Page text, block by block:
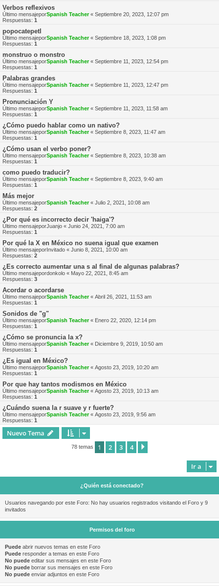
Verbos reflexivos
Último mensajeporSpanish Teacher« Septiembre 20, 2023, 12:07 pm
Respuestas: 1
popocatepetl
Último mensajeporSpanish Teacher« Septiembre 18, 2023, 1:08 pm
Respuestas: 1
monstruo o monstro
Último mensajeporSpanish Teacher« Septiembre 11, 2023, 12:54 pm
Respuestas: 1
Palabras grandes
Último mensajeporSpanish Teacher« Septiembre 11, 2023, 12:47 pm
Respuestas: 1
Pronunciación Y
Último mensajeporSpanish Teacher« Septiembre 11, 2023, 11:58 am
Respuestas: 1
¿Cómo puedo hablar como un nativo?
Último mensajeporSpanish Teacher« Septiembre 8, 2023, 11:47 am
Respuestas: 1
¿Cómo usan el verbo poner?
Último mensajeporSpanish Teacher« Septiembre 8, 2023, 10:38 am
Respuestas: 1
como puedo traducir?
Último mensajeporSpanish Teacher« Septiembre 8, 2023, 9:40 am
Respuestas: 1
Más mejor
Último mensajeporSpanish Teacher« Julio 2, 2021, 10:08 am
Respuestas: 2
¿Por qué es incorrecto decir 'haiga'?
Último mensajeporJuanjo « Junio 24, 2021, 7:00 am
Respuestas: 1
Por qué la X en México no suena igual que examen
Último mensajeporInvitado « Junio 8, 2021, 10:00 am
Respuestas: 2
¿Es correcto aumentar una s al final de algunas palabras?
Último mensajepordonkolo « Mayo 22, 2021, 8:45 am
Respuestas: 3
Acordar o acordarse
Último mensajeporSpanish Teacher« Abril 26, 2021, 11:53 am
Respuestas: 1
Sonidos de "g"
Último mensajeporSpanish Teacher« Enero 22, 2020, 12:14 pm
Respuestas: 1
¿Cómo se pronuncia la x?
Último mensajeporSpanish Teacher« Diciembre 9, 2019, 10:50 am
Respuestas: 1
¿Es igual en México?
Último mensajeporSpanish Teacher« Agosto 23, 2019, 10:20 am
Respuestas: 1
Por que hay tantos modismos en México
Último mensajeporSpanish Teacher« Agosto 23, 2019, 10:13 am
Respuestas: 1
¿Cuándo suena la r suave y r fuerte?
Último mensajeporSpanish Teacher« Agosto 23, 2019, 9:56 am
Respuestas: 1
Nuevo Tema
78 temas 1 2 3 4
Ir a
¿Quién está conectado?
Usuarios navegando por este Foro: No hay usuarios registrados visitando el Foro y 9
invitados
Permisos del foro
Puede abrir nuevos temas en este Foro
Puede responder a temas en este Foro
No puede editar sus mensajes en este Foro
No puede borrar sus mensajes en este Foro
No puede enviar adjuntos en este Foro